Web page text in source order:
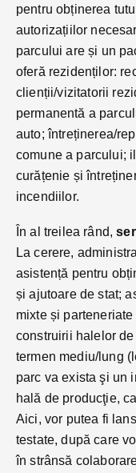
pentru obținerea
autorizațiilor
parcului are și un
oferă rezidenților:
clienții/vizitatorii
permanentă a
auto; întreținerea/
comune a parcului;
curățenie și
incendiilor.
În al treilea rând,
La cerere,
asistență pentru
și ajutoare de stat;
mixte și
construirii halelor
termen mediu/lung
parc va exista şi un
hală de producţie,
Aici, vor putea fi
testate, după care
în strânsă